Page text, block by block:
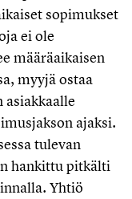
sopimukset
ei ole
määräaikaisen
myyjä ostaa
ajaksi.
tulevan
hankittu pitkälti
Yhtiö